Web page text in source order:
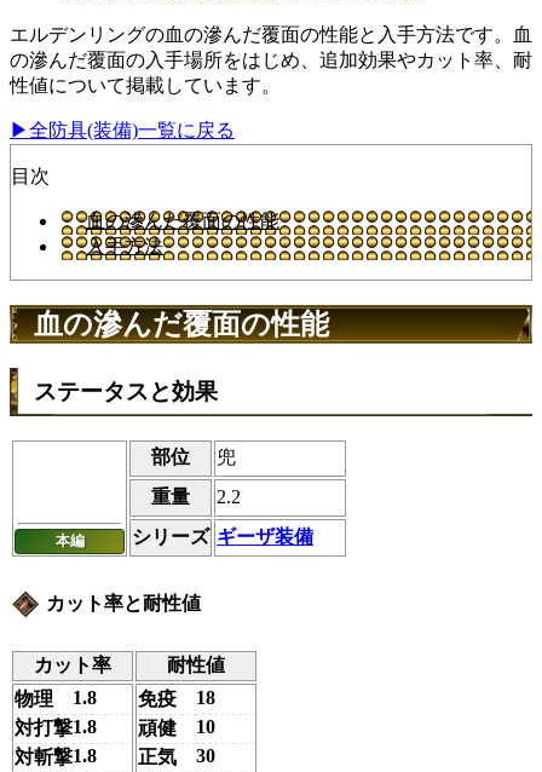
エルデンリングの血の滲んだ覆面の性能と入手方法です。血
の滲んだ覆面の入手場所をはじめ、追加効果やカット率、耐
性値について掲載しています。
▶全防具(装備)一覧に戻る
目次
血の滲んだ覆面の性能
入手方法
血の滲んだ覆面の性能
ステータスと効果
本編
部位
兜
重量
2.2
シリーズ ギーザ装備
カット率と耐性値
カット率
耐性値
物理
1.8
対打撃1.8
対斬撃1.8
免疫
18
頑健
10
正気
30